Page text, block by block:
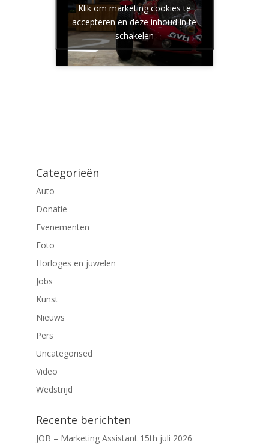
Klik om marketing cookies te
accepteren en deze inhoud in te
schakelen
Categorieën
Auto
Donatie
Evenementen
Foto
Horloges en juwelen
Jobs
Kunst
Nieuws
Pers
Uncategorised
Video
Wedstrijd
Recente berichten
JOB – Marketing Assistant 15th juli 2026